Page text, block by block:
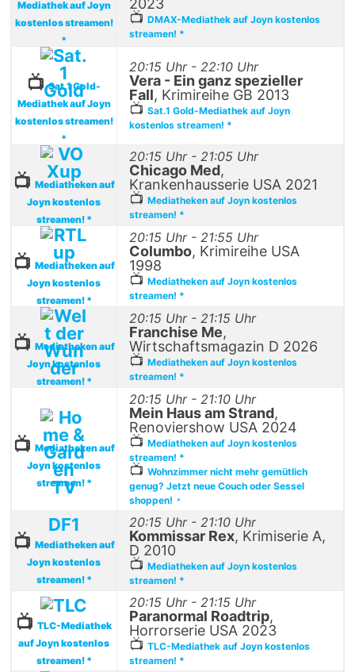
Mediathek auf Joyn
kostenlos streamen!
*
2023
📺 DMAX-Mediathek auf Joyn kostenlos
streamen! *
📺Sat.1 Gold-
Mediathek auf Joyn
kostenlos streamen!
*
20:15 Uhr - 22:10 Uhr
Vera - Ein ganz spezieller
Fall, Krimireihe GB 2013
📺 Sat.1 Gold-Mediathek auf Joyn
kostenlos streamen! *
📺 Mediatheken auf
Joyn kostenlos
streamen! *
20:15 Uhr - 21:05 Uhr
Chicago Med,
Krankenhausserie USA 2021
📺 Mediatheken auf Joyn kostenlos
streamen! *
📺 Mediatheken auf
Joyn kostenlos
streamen! *
20:15 Uhr - 21:55 Uhr
Columbo, Krimireihe USA
1998
📺 Mediatheken auf Joyn kostenlos
streamen! *
📺 Mediatheken auf
Joyn kostenlos
streamen! *
20:15 Uhr - 21:15 Uhr
Franchise Me,
Wirtschaftsmagazin D 2026
📺 Mediatheken auf Joyn kostenlos
streamen! *
📺 Mediatheken auf
Joyn kostenlos
streamen! *
20:15 Uhr - 21:10 Uhr
Mein Haus am Strand,
Renoviershow USA 2024
📺 Mediatheken auf Joyn kostenlos
streamen! *
📺 Wohnzimmer nicht mehr gemütlich
genug? Jetzt neue Couch oder Sessel
shoppen! *
DF1
📺 Mediatheken auf
Joyn kostenlos
streamen! *
20:15 Uhr - 21:10 Uhr
Kommissar Rex, Krimiserie A,
D 2010
📺 Mediatheken auf Joyn kostenlos
streamen! *
📺TLC-Mediathek
auf Joyn kostenlos
streamen! *
20:15 Uhr - 21:15 Uhr
Paranormal Roadtrip,
Horrorserie USA 2023
📺 TLC-Mediathek auf Joyn kostenlos
streamen! *